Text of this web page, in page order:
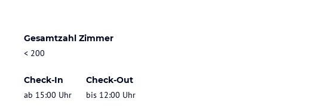
Gesamtzahl Zimmer
< 200
Check-In
ab 15:00 Uhr
Check-Out
bis 12:00 Uhr